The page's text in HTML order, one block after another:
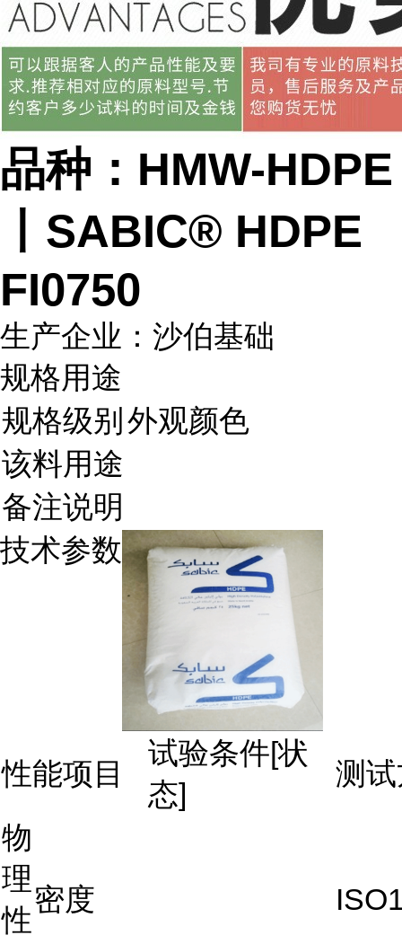
品种：HMW-HDPE
丨SABIC® HDPE
FI0750
生产企业：沙伯基础
规格用途
规格级别 外观颜色
该料用途
备注说明
技术参数
性能项目
试验条件[状
态]
测
物
理
性
密度